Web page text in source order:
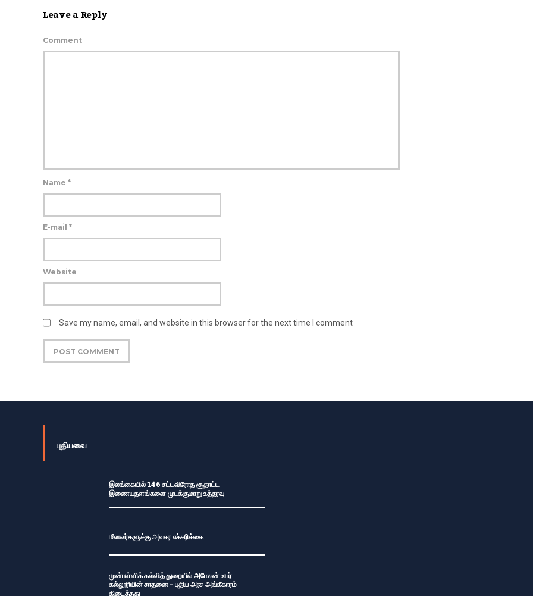
Leave a Reply
Comment
Name *
E-mail *
Website
Save my name, email, and website in this browser for the next time I comment
புதியவை
இலங்கையில் 146 சட்டவிரோத சூதாட்ட
இணையதளங்களை முடக்குமாறு உத்தரவு
மீனவர்களுக்கு அவசர எச்சரிக்கை
முன்பள்ளிக் கல்வித் துறையில் அமேசன் உயர்
கல்லூரியின் சாதனை – புதிய அரச அங்கீகாரம்